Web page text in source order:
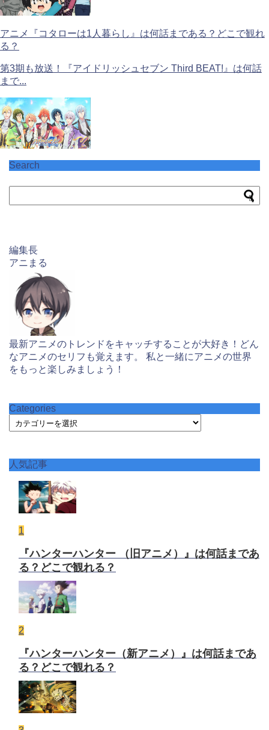
アニメ『コタローは1人暮らし』は何話まである？どこで観れ
る？
第3期も放送！『アイドリッシュセブン Third BEAT!』は何話
まで...
Search
編集長
アニまる
最新アニメのトレンドをキャッチすることが大好き！どん
なアニメのセリフも覚えます。 私と一緒にアニメの世界
をもっと楽しみましょう！
Categories
Categories
人気記事
1
『ハンターハンター （旧アニメ）』は何話まであ
る？どこで観れる？
2
『ハンターハンター（新アニメ）』は何話まであ
る？どこで観れる？